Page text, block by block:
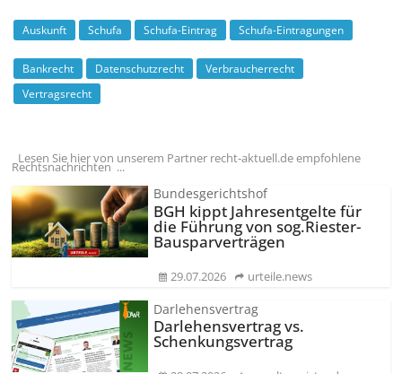
Auskunft Schufa Schufa-Eintrag Schufa-Eintragungen
Bankrecht Datenschutzrecht
Verbraucherrecht
Vertragsrecht
Lesen Sie hier von unserem Partner recht-aktuell.de empfohlene
Rechtsnachrichten ...
Bundesgerichtshof
BGH kippt Jahresentgelte für
die Führung von sog.Riester-
Bausparverträgen
29.07.2026 urteile.news
Darlehensvertrag
Darlehensvertrag vs.
Schenkungsvertrag